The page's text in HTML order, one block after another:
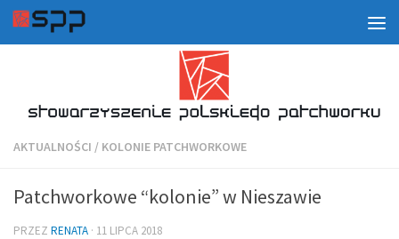
AKTUALNOŚCI / KOLONIE PATCHWORKOWE
Patchworkowe “kolonie” w Nieszawie
PRZEZ RENATA · 11 LIPCA 2018